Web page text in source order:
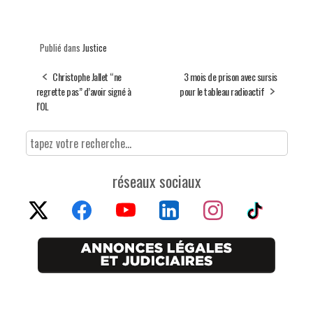
Publié dans Justice
Christophe Jallet “ne
regrette pas” d’avoir signé à
l’OL
3 mois de prison avec sursis
pour le tableau radioactif
réseaux sociaux